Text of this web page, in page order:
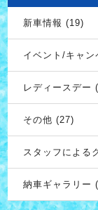
新車情報 (19)
イベント/キャ
レディースデー
その他 (27)
スタッフによる
納車ギャラリー